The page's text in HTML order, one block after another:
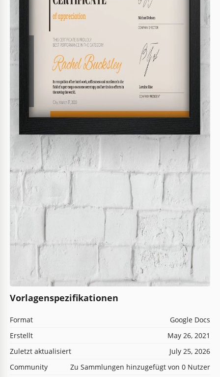
Vorlagenspezifikationen
Format
Google Docs
Erstellt
May 26, 2021
Zuletzt aktualisiert
July 25, 2026
Community
Zu Sammlungen hinzugefügt von 0 Nutzer